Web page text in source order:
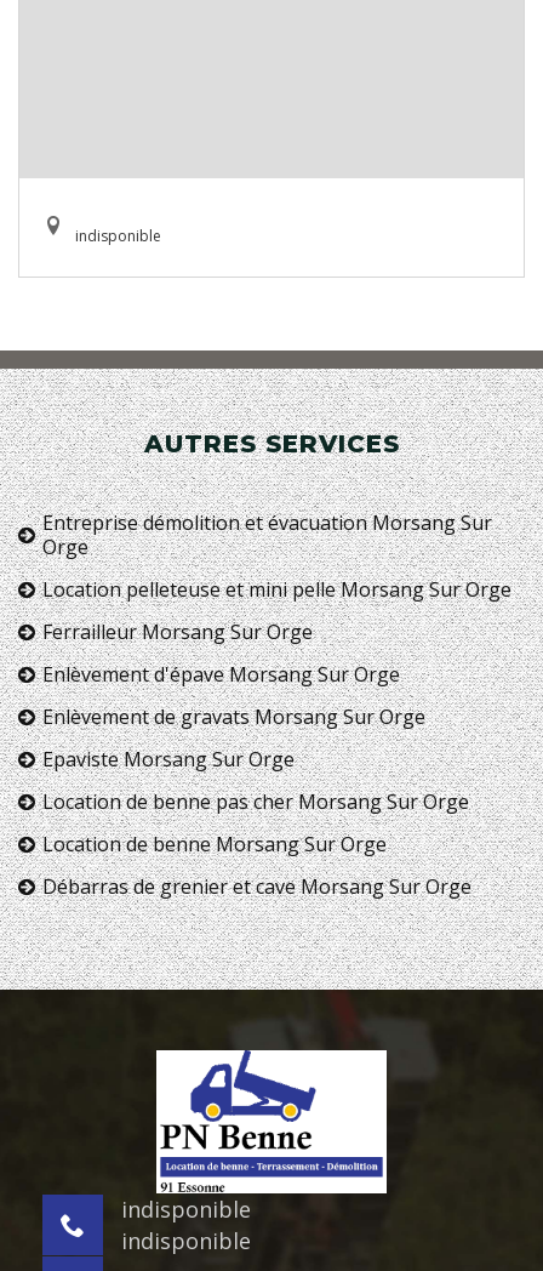
indisponible
AUTRES SERVICES
Entreprise démolition et évacuation Morsang Sur
Orge
Location pelleteuse et mini pelle Morsang Sur Orge
Ferrailleur Morsang Sur Orge
Enlèvement d'épave Morsang Sur Orge
Enlèvement de gravats Morsang Sur Orge
Epaviste Morsang Sur Orge
Location de benne pas cher Morsang Sur Orge
Location de benne Morsang Sur Orge
Débarras de grenier et cave Morsang Sur Orge
indisponible
indisponible